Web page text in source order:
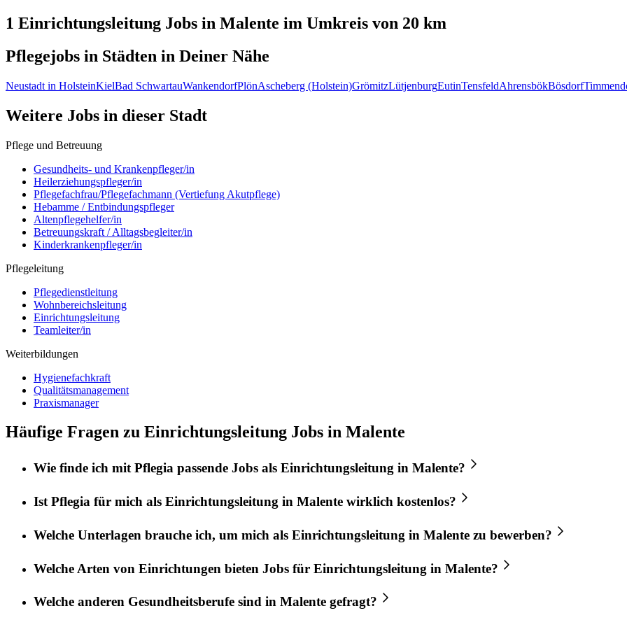
1 Einrichtungsleitung Jobs in Malente im Umkreis von 20 km
Pflegejobs in Städten in Deiner Nähe
Neustadt in HolsteinKielBad SchwartauWankendorfPlönAscheberg (Holstein)GrömitzLütjenburgEutinTensfeldAhrensbökBösdorf
Weitere Jobs in dieser Stadt
Pflege und Betreuung
Gesundheits- und Krankenpfleger/in
Heilerziehungspfleger/in
Pflegefachfrau/Pflegefachmann (Vertiefung Akutpflege)
Hebamme / Entbindungspfleger
Altenpflegehelfer/in
Betreuungskraft / Alltagsbegleiter/in
Kinderkrankenpfleger/in
Pflegeleitung
Pflegedienstleitung
Wohnbereichsleitung
Einrichtungsleitung
Teamleiter/in
Weiterbildungen
Hygienefachkraft
Qualitätsmanagement
Praxismanager
Häufige Fragen zu Einrichtungsleitung Jobs in Malente
Wie finde ich mitPflegia passende Jobs als Einrichtungsleitung in Malente?
Ist Pflegia für mich als Einrichtungsleitung in Malente wirklich kostenlos?
Welche Unterlagen brauche ich, um mich als Einrichtungsleitung in Malente zu bewerben?
Welche Arten von Einrichtungen bieten Jobs für Einrichtungsleitung in Malente?
Welche anderen Gesundheitsberufe sind in Malente gefragt?